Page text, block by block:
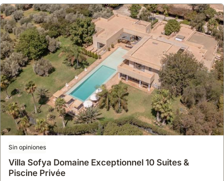
Sin opiniones
Villa Sofya Domaine Exceptionnel 10 Suites &
Piscine Privée